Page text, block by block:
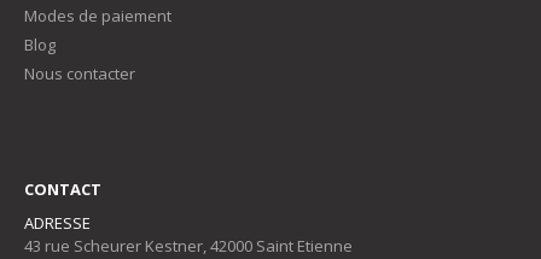
Modes de paiement
Blog
Nous contacter
CONTACT
ADRESSE
43 rue Scheurer Kestner, 42000 Saint Etienne